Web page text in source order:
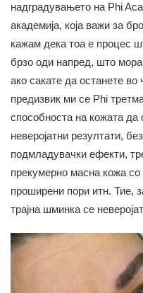
надградувањето на Phi
академија, која важи за
кажам дека тоа е процес
брзо оди напред, што мора
ако сакате да останете
предизвик ми се Phi
способноста на кожата да
неверојатни резултати,
подмладувачки ефекти,
прекумерно масна кожа
проширени пори итн. Тие,
трајна шминка се